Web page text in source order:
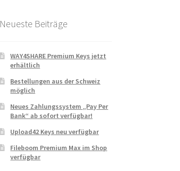
Neueste Beiträge
WAY4SHARE Premium Keys jetzt
erhältlich
Bestellungen aus der Schweiz
möglich
Neues Zahlungssystem „Pay Per
Bank“ ab sofort verfügbar!
Upload42 Keys neu verfügbar
Fileboom Premium Max im Shop
verfügbar